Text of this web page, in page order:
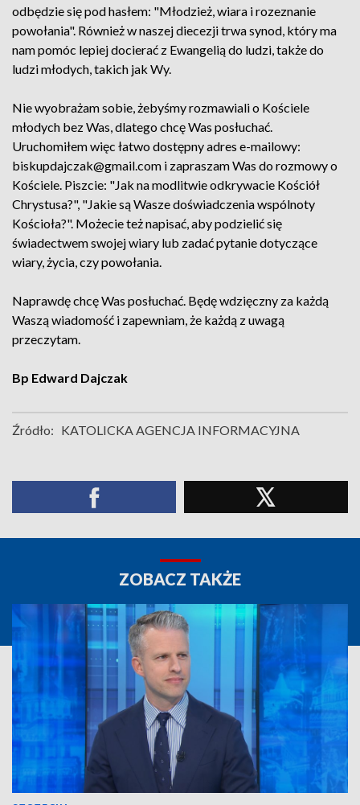
odbędzie się pod hasłem: "Młodzież, wiara i rozeznanie
powołania". Również w naszej diecezji trwa synod, który ma
nam pomóc lepiej docierać z Ewangelią do ludzi, także do
ludzi młodych, takich jak Wy.
Nie wyobrażam sobie, żebyśmy rozmawiali o Kościele
młodych bez Was, dlatego chcę Was posłuchać.
Uruchomiłem więc łatwo dostępny adres e-mailowy:
biskupdajczak@gmail.com i zapraszam Was do rozmowy o
Kościele. Piszcie: "Jak na modlitwie odkrywacie Kościół
Chrystusa?", "Jakie są Wasze doświadczenia wspólnoty
Kościoła?". Możecie też napisać, aby podzielić się
świadectwem swojej wiary lub zadać pytanie dotyczące
wiary, życia, czy powołania.
Naprawdę chcę Was posłuchać. Będę wdzięczny za każdą
Waszą wiadomość i zapewniam, że każdą z uwagą
przeczytam.
Bp Edward Dajczak
Źródło: KATOLICKA AGENCJA INFORMACYJNA
ZOBACZ TAKŻE